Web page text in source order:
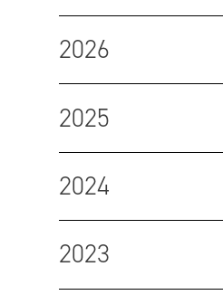
2026
2025
2024
2023